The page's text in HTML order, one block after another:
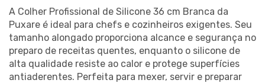
A Colher Profissional de Silicone 36 cm Branca da
Puxare é ideal para chefs e cozinheiros exigentes. Seu
tamanho alongado proporciona alcance e segurança no
preparo de receitas quentes, enquanto o silicone de
alta qualidade resiste ao calor e protege superfícies
antiaderentes. Perfeita para mexer, servir e preparar